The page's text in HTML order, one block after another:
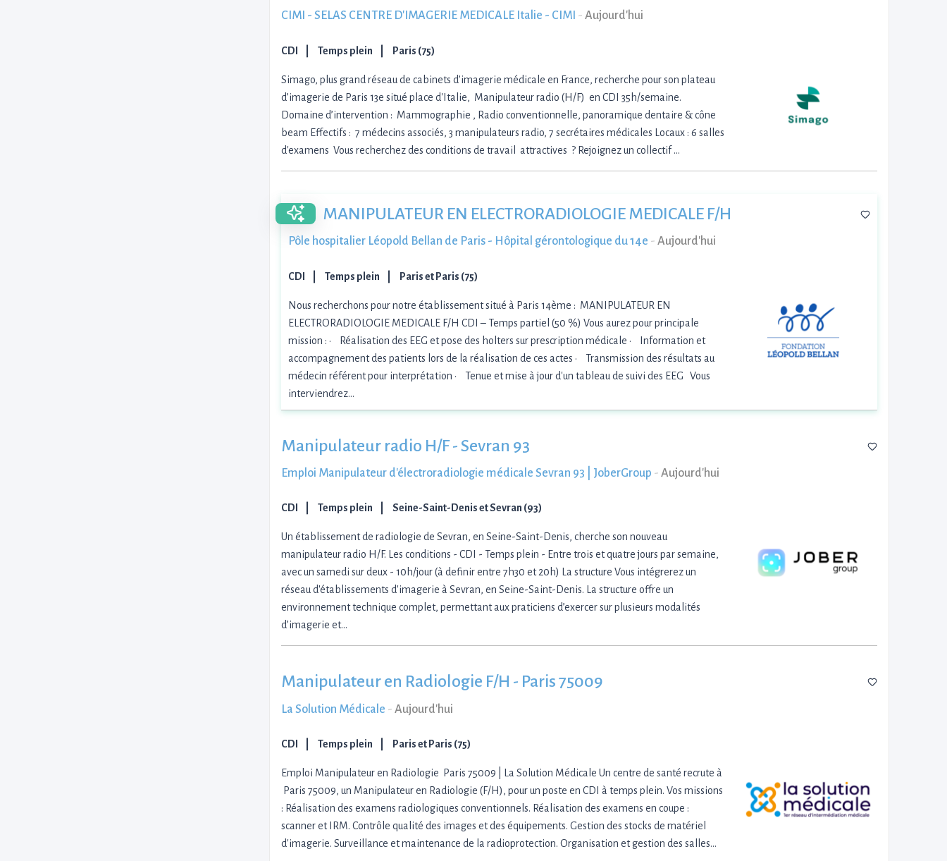
CIMI - SELAS CENTRE D'IMAGERIE MEDICALE Italie - CIMI - Aujourd'hui
CDI Temps plein Paris (75)
Simago, plus grand réseau de cabinets d’imagerie médicale en France, recherche pour son plateau
d’imagerie de Paris 13e situé place d'Italie, Manipulateur radio (H/F) en CDI 35h/semaine.
Domaine d’intervention : Mammographie , Radio conventionnelle, panoramique dentaire & cône
beam Effectifs : 7 médecins associés, 3 manipulateurs radio, 7 secrétaires médicales Locaux : 6 salles
d'examens Vous recherchez des conditions de travail attractives ? Rejoignez un collectif …
MANIPULATEUR EN ELECTRORADIOLOGIE MEDICALE F/H
Pôle hospitalier Léopold Bellan de Paris - Hôpital gérontologique du 14e - Aujourd'hui
CDI Temps plein Paris et Paris (75)
Nous recherchons pour notre établissement situé à Paris 14ème : MANIPULATEUR EN
ELECTRORADIOLOGIE MEDICALE F/H CDI – Temps partiel (50 %) Vous aurez pour principale
mission : • Réalisation des EEG et pose des holters sur prescription médicale • Information et
accompagnement des patients lors de la réalisation de ces actes • Transmission des résultats au
médecin référent pour interprétation • Tenue et mise à jour d'un tableau de suivi des EEG Vous
interviendrez…
Manipulateur radio H/F - Sevran 93
Emploi Manipulateur d'électroradiologie médicale Sevran 93 | JoberGroup - Aujourd'hui
CDI Temps plein Seine-Saint-Denis et Sevran (93)
Un établissement de radiologie de Sevran, en Seine-Saint-Denis, cherche son nouveau
manipulateur radio H/F. Les conditions - CDI - Temps plein - Entre trois et quatre jours par semaine,
avec un samedi sur deux - 10h/jour (à definir entre 7h30 et 20h) La structure Vous intégrerez un
réseau d'établissements d'imagerie à Sevran, en Seine-Saint-Denis. La structure offre un
environnement technique complet, permettant aux praticiens d’exercer sur plusieurs modalités
d’imagerie et…
Manipulateur en Radiologie F/H - Paris 75009
La Solution Médicale - Aujourd'hui
CDI Temps plein Paris et Paris (75)
Emploi Manipulateur en Radiologie Paris 75009 | La Solution Médicale Un centre de santé recrute à
Paris 75009, un Manipulateur en Radiologie (F/H), pour un poste en CDI à temps plein. Vos missions
: Réalisation des examens radiologiques conventionnels. Réalisation des examens en coupe :
scanner et IRM. Contrôle qualité des images et des équipements. Gestion des stocks de matériel
d'imagerie. Surveillance et maintenance de la radioprotection. Organisation et gestion des salles…